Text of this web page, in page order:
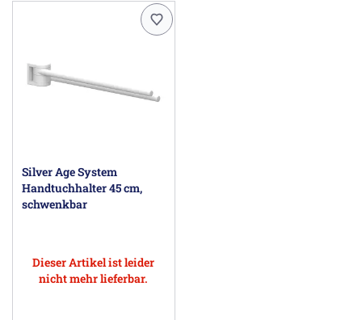
Silver Age System
Handtuchhalter 45 cm,
schwenkbar
Dieser Artikel ist leider
nicht mehr lieferbar.